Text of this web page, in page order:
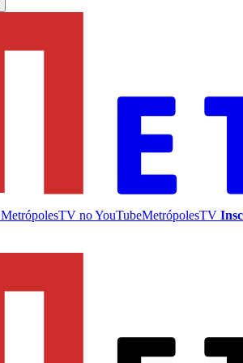
MetrópolesTV noYouTubeMetrópolesTV